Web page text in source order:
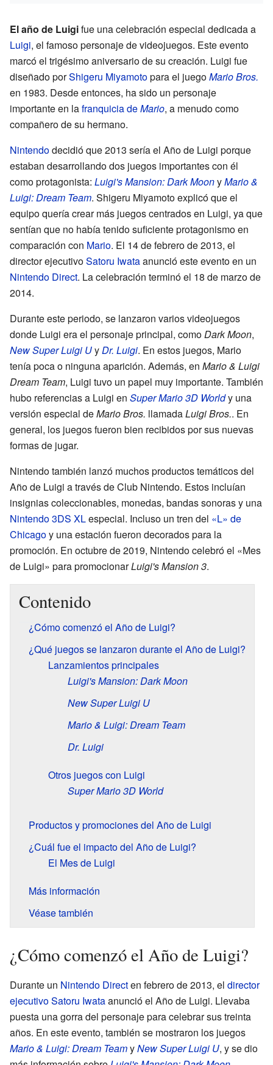
El año de Luigifue una celebración especial dedicada a
Luigi, el famoso personaje de videojuegos. Este evento
marcó el trigésimo aniversario de su creación. Luigi fue
diseñado porShigeru Miyamotopara el juegoMario Bros.
en 1983. Desde entonces, ha sido un personaje
importante en lafranquicia deMario, a menudo como
compañero de su hermano.
Nintendodecidió que 2013 sería el Año de Luigi porque
estaban desarrollando dos juegos importantes con él
como protagonista: Luigi's Mansion: Dark MoonyMario &
Luigi: Dream Team. Shigeru Miyamoto explicó que el
equipo quería crear más juegos centrados en Luigi, ya que
sentían que no había tenido suficiente protagonismo en
comparación con Mario. El 14 de febrero de 2013, el
director ejecutivoSatoru Iwataanunció este evento en un
Nintendo Direct. La celebración terminó el 18 de marzo de
2014.
Durante este periodo, se lanzaron varios videojuegos
donde Luigi era el personaje principal, comoDark Moon,
New Super Luigi UyDr. Luigi. En estos juegos, Mario
tenía poca o ninguna aparición. Además, en Mario & Luigi
Dream Team, Luigi tuvo un papel muy importante. También
hubo referencias a Luigi en Super Mario 3D Worldy una
versión especial deMario Bros. llamadaLuigi Bros.. En
general, los juegos fueron bien recibidos por sus nuevas
formas de jugar.
Nintendo también lanzó muchos productos temáticos del
Año de Luigi a través de Club Nintendo. Estos incluían
insignias coleccionables, monedas, bandas sonoras y una
Nintendo 3DS XLespecial. Incluso un tren del «L» de
Chicagoy una estación fueron decorados para la
promoción. En octubre de 2019, Nintendo celebró el «Mes
de Luigi» para promocionarLuigi's Mansion 3.
Contenido
¿Cómo comenzó el Año de Luigi?
¿Qué juegos se lanzaron durante el Año de Luigi?
Lanzamientos principales
Luigi's Mansion: Dark Moon
New Super Luigi U
Mario & Luigi: Dream Team
Dr. Luigi
Otros juegos con Luigi
Super Mario 3D World
Productos y promociones del Año de Luigi
¿Cuál fue el impacto del Año de Luigi?
El Mes de Luigi
Más información
Véase también
¿Cómo comenzó el Año de Luigi?
Durante un Nintendo Directen febrero de 2013, el director
ejecutivoSatoru Iwataanunció el Año de Luigi. Llevaba
puesta una gorra del personaje para celebrar sus treinta
años. En este evento, también se mostraron los juegos
Mario & Luigi: Dream TeamyNew Super Luigi U, y se dio